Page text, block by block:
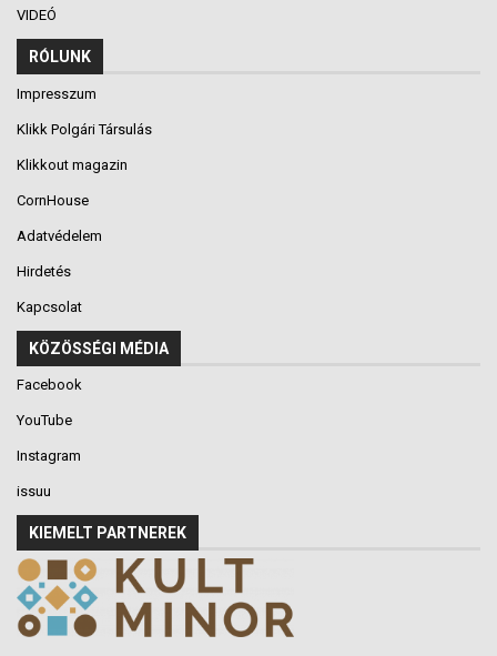
VIDEÓ
RÓLUNK
Impresszum
Klikk Polgári Társulás
Klikkout magazin
CornHouse
Adatvédelem
Hirdetés
Kapcsolat
KÖZÖSSÉGI MÉDIA
Facebook
YouTube
Instagram
issuu
KIEMELT PARTNEREK